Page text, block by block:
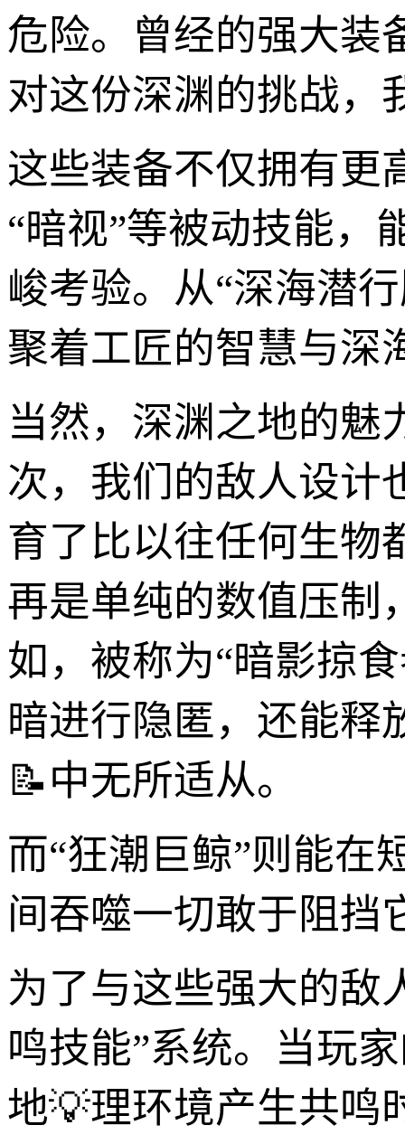
危险。曾经的强大装
对这份深渊的挑战，
这些装备不仅拥有更
“暗视”等被动技能，
峻考验。从“深海潜
聚着工匠的智慧与深
当然，深渊之地的魅
次，我们的敌人设计
育了比以往任何生物
再是单纯的数值压制
如，被称为“暗影掠
暗进行隐匿，还能释
📝中无所适从。
而“狂潮巨鲸”则能在
间吞噬一切敢于阻挡
为了与这些强大的敌
鸣技能”系统。当玩
地💡理环境产生共鸣